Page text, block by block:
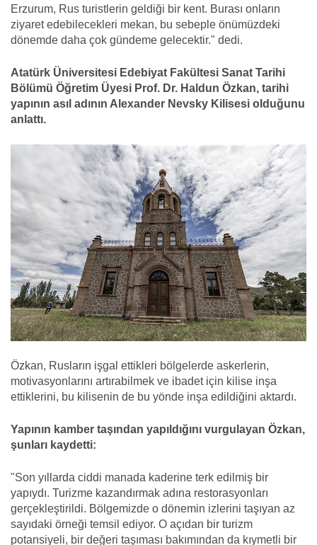
Erzurum, Rus turistlerin geldiği bir kent. Burası onların
ziyaret edebilecekleri mekan, bu sebeple önümüzdeki
dönemde daha çok gündeme gelecektir." dedi.
Atatürk Üniversitesi Edebiyat Fakültesi Sanat Tarihi
Bölümü Öğretim Üyesi Prof. Dr. Haldun Özkan, tarihi
yapının asıl adının Alexander Nevsky Kilisesi olduğunu
anlattı.
Özkan, Rusların işgal ettikleri bölgelerde askerlerin,
motivasyonlarını artırabilmek ve ibadet için kilise inşa
ettiklerini, bu kilisenin de bu yönde inşa edildiğini aktardı.
Yapının kamber taşından yapıldığını vurgulayan Özkan,
şunları kaydetti:
"Son yıllarda ciddi manada kaderine terk edilmiş bir
yapıydı. Turizme kazandırmak adına restorasyonları
gerçekleştirildi. Bölgemizde o dönemin izlerini taşıyan az
sayıdaki örneği temsil ediyor. O açıdan bir turizm
potansiyeli, bir değeri taşıması bakımından da kıymetli bir